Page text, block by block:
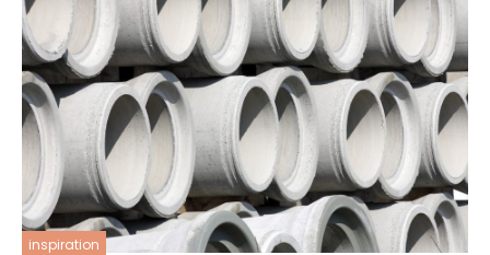
inspiration